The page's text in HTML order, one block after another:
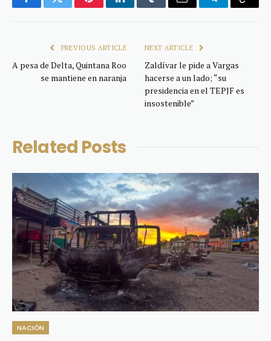
FacebookTwitterPinterestLinkedInTumblrEmail TelegramCopy
PREVIOUS ARTICLE
A pesa de Delta, Quintana Roo
se mantiene en naranja
NEXT ARTICLE
Zaldívar le pide a Vargas
hacerse a un lado; “su
presidencia en el TEPJF es
insostenible”
Related Posts
NACIÓN